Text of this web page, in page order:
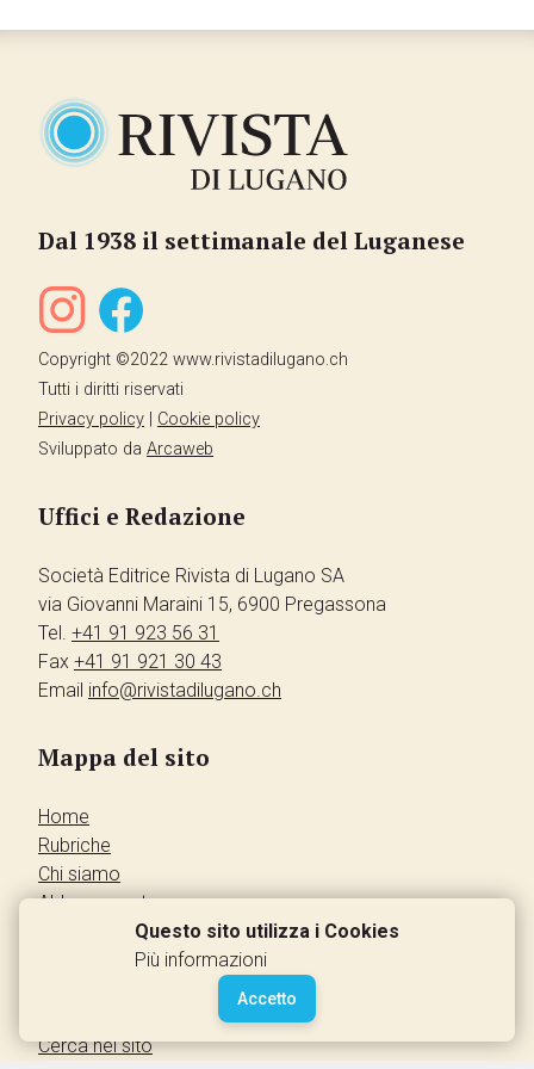
Dal 1938 il settimanale del Luganese
Copyright ©2022 www.rivistadilugano.ch
Tutti i diritti riservati
Privacy policy
Cookie policy
Sviluppato da Arcaweb
Uffici e Redazione
Società Editrice Rivista di Lugano SA
via Giovanni Maraini 15, 6900 Pregassona
Tel. +41 91 923 56 31
Fax +41 91 921 30 43
Email info@rivistadilugano.ch
Mappa del sito
Home
Rubriche
Chi siamo
Abbonamento
Annunci dei lettori
Cerca nel sito
Questo sito utilizza i Cookies
Più informazioni
Accetto